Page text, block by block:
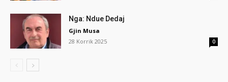
Nga: Ndue Dedaj
Gjin Musa
28 Korrik 2025
0